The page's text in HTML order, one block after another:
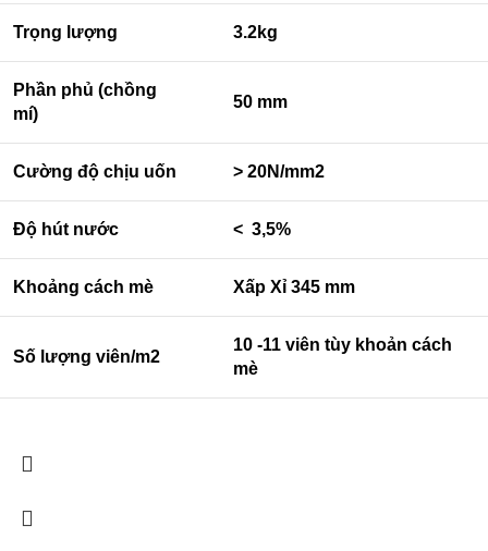
Trọng lượng 3.2kg
Phần phủ (chồng
mí)
50 mm
Cường độ chịu uốn > 20N/mm2
Độ hút nước < 3,5%
Khoảng cách mè Xấp Xỉ 345 mm
Số lượng viên/m2
10 -11 viên tùy khoản cách
mè